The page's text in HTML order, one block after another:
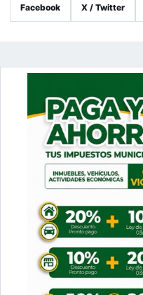
Facebook X / Twitter